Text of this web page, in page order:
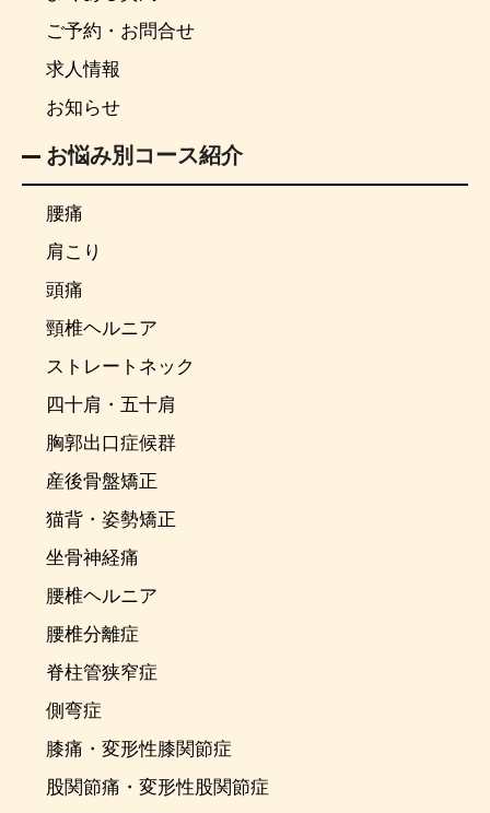
ご予約・お問合せ
求人情報
お知らせ
お悩み別コース紹介
腰痛
肩こり
頭痛
頸椎ヘルニア
ストレートネック
四十肩・五十肩
胸郭出口症候群
産後骨盤矯正
猫背・姿勢矯正
坐骨神経痛
腰椎ヘルニア
腰椎分離症
脊柱管狭窄症
側弯症
膝痛・変形性膝関節症
股関節痛・変形性股関節症